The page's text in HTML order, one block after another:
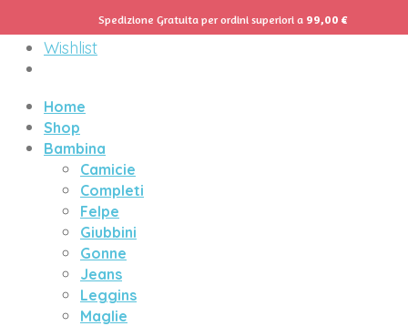
Wishlist
Home
Shop
Bambina
Camicie
Completi
Felpe
Giubbini
Gonne
Jeans
Leggins
Maglie
Spedizione Gratuita per ordini superiori a 99,00 €